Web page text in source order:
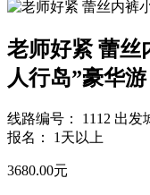
老师好紧 蕾丝
人行岛”豪华游
线路编号： 1112 出
报名： 1天以上
3680.00元